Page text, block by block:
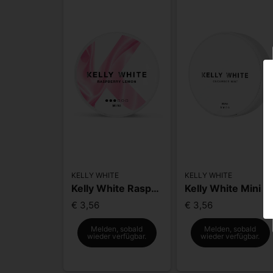
KELLY WHITE
Kelly White Raspberry Lemon Mini
€ 3,56
Melden, sobald
wieder verfügbar.
KELLY WHITE
€ 3,56
Melden, sobald
wieder verfügbar.